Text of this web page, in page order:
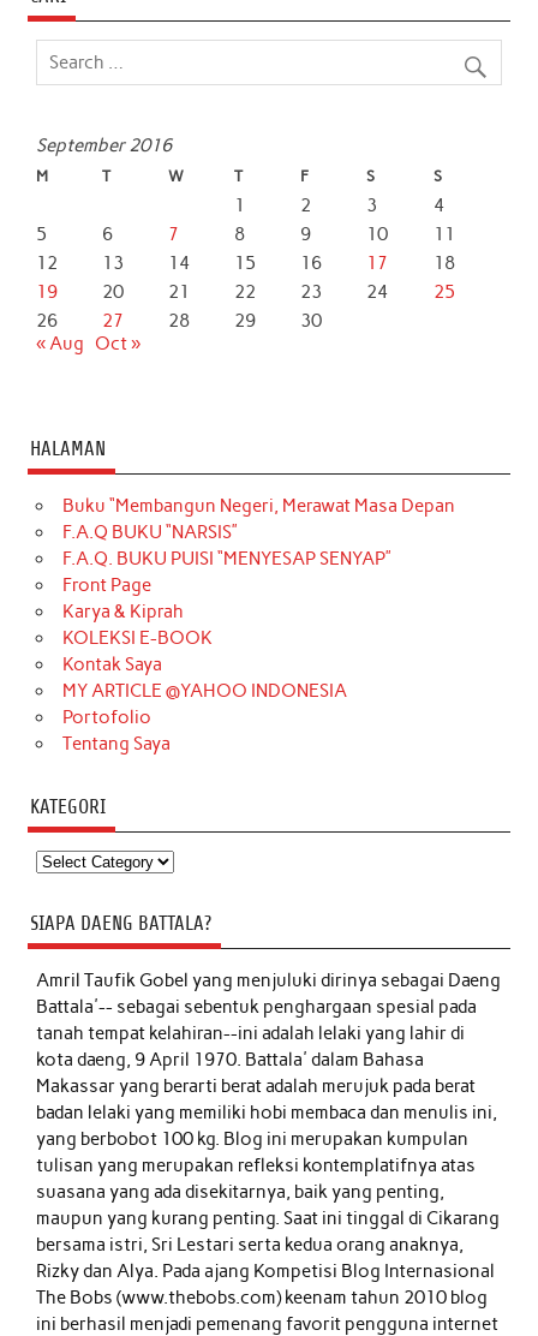
September 2016
M T W T F S S
1 2 3
4
5
6 7 8 9 10
11
12
13 14 15 16 17
18
19
20 21 22 23 24
25
26
27 28 29
30
« Aug
Oct »
HALAMAN
Buku “Membangun Negeri, Merawat Masa Depan
F.A.Q BUKU “NARSIS”
F.A.Q. BUKU PUISI “MENYESAP SENYAP”
Front Page
Karya & Kiprah
KOLEKSI E-BOOK
Kontak Saya
MY ARTICLE @YAHOO INDONESIA
Portofolio
Tentang Saya
KATEGORI
Kategori
SIAPA DAENG BATTALA?
Amril Taufik Gobelyang menjuluki dirinya sebagai Daeng
Battala'-- sebagai sebentuk penghargaan spesial pada
tanah tempat kelahiran--ini adalah lelaki yang lahir di
kota daeng, 9 April 1970. Battala' dalam Bahasa
Makassar yang berarti berat adalah merujuk pada berat
badan lelaki yang memiliki hobi membaca dan menulis ini,
yang berbobot 100 kg. Blog ini merupakan kumpulan
tulisan yang merupakan refleksi kontemplatifnya atas
suasana yang ada disekitarnya, baik yang penting,
maupun yang kurang penting. Saat ini tinggal di Cikarang
bersama istri, Sri Lestari serta kedua orang anaknya,
Rizky dan Alya. Pada ajang Kompetisi Blog Internasional
The Bobs (www.thebobs.com) keenam tahun 2010 blog
ini berhasil menjadi pemenang favorit pengguna internet